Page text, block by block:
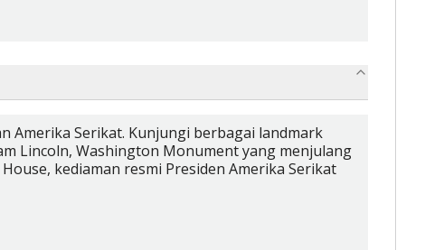
Amerika Serikat. Kunjungi berbagai landmark
Lincoln, Washington Monument yang menjulang
kediaman resmi Presiden Amerika Serikat